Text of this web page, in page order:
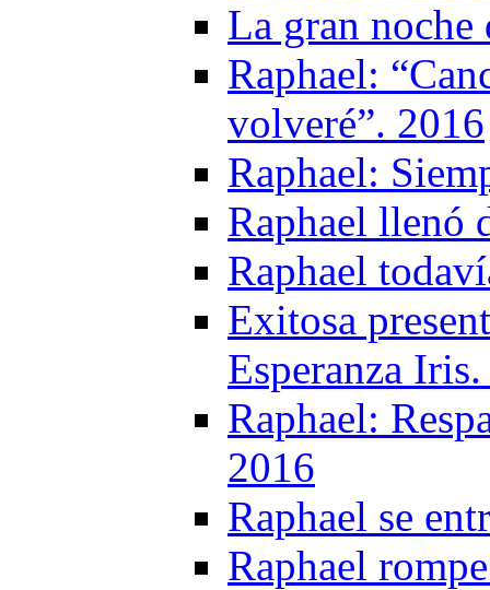
La gran noche
Raphael:
volveré”. 2016
Raphael:
Raphael llenó
Raphael
Exitosa
Esperanza
Raphael:
2016
Raphael se
Raphael